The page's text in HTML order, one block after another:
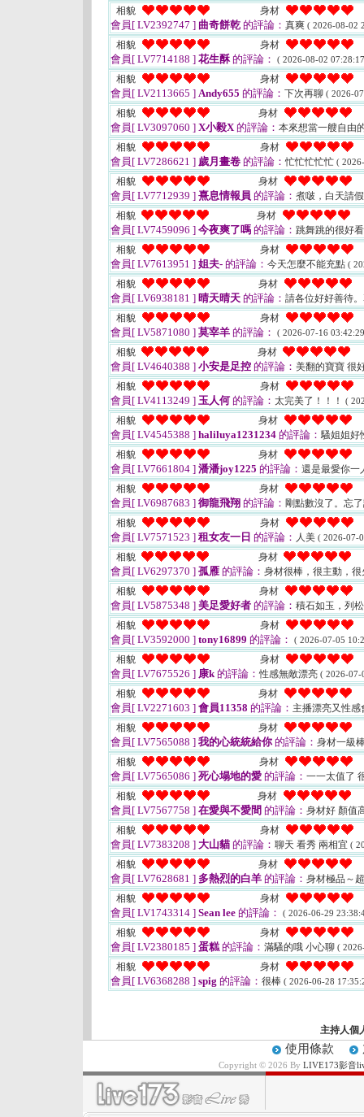
相貌 身材
會員[ LV2392747 ] 曲奇餅乾 的評論： 真爽 ( 2026-08-02
相貌 身材
會員[ LV7714188 ] 花生酥的評論： ( 2026-08-02
相貌 身材
會員[ LV2113665 ] Andy655 的評論： 下次再聊 ( 2026-
相貌 身材
會員[ LV3097060 ] X小毅X的評論： 本來想當一艘自由
相貌
身材
會員[ LV7286621 ] 歲月畫卷 的評論：忙忙忙忙忙 (
相貌 身材
會員[ LV7712939 ] 熹息情報員 的評論： 煮啵，白天請
相貌
身材
會員[ LV7459096 ] 今夜爽了嗎 的評論： 跳舞跳的很好
相貌
身材
會員[ LV7613951 ] 姐夫- 的評論： 今天怎麼不能充點 (
相貌 身材
會員[ LV6938181 ] 晴天晴天 的評論： 請各位好好善待
相貌
身材
會員[ LV5871080 ] 莫宰羊 的評論： ( 2026-07-16
相貌 身材
會員[ LV4640388 ] 小安是足控 的評論： 美翻的寶寶 很
相貌
身材
會員[ LV4113249 ] 玉人何 的評論： 太完美了！！！ (
相貌 身材
會員[ LV4545388 ] haliluya1231234 的評論：騷姐姐好
相貌
身材
會員[ LV7661804 ] 潘潘joy1225 的評論： 還是最愛你一
相貌
身材
會員[ LV6987683 ] 御龍飛翔 的評論： 剛點數沒了。忘
相貌
身材
會員[ LV7571523 ] 租女友一日 的評論： 人美 ( 2026-07-
相貌 身材
會員[ LV6297370 ] 孤雁 的評論： 身材很棒，很主動，
相貌
身材
會員[ LV5875348 ] 美足愛好者 的評論： 積石如玉，列
相貌
身材
會員[ LV3592000 ] tony16899 的評論： ( 2026-07-05
相貌 身材
會員[ LV7675526 ] 康k的評論：性感無敵漂亮 ( 2026-07-
相貌 身材
會員[ LV2271603 ] 會員11358 的評論： 主播漂亮又性
相貌
身材
會員[ LV7565088 ] 我的心統統給你的評論： 身材一級
相貌
身材
會員[ LV7565086 ] 死心塌地的愛 的評論： 一一太值了
相貌
身材
會員[ LV7567758 ] 在愛與不愛間 的評論： 身材好 顏值
相貌
身材
會員[ LV7383208 ] 大山貓 的評論： 聊天 看秀 兩相宜 (
相貌 身材
會員[ LV7628681 ] 多熱烈的白羊 的評論： 身材極品～
相貌
身材
會員[ LV1743314 ] Sean lee 的評論： ( 2026-06-29
相貌 身材
會員[ LV2380185 ] 蛋糕 的評論： 滿騷的哦 小心聊 (
相貌 身材
會員[ LV6368288 ] spig 的評論： 很棒 ( 2026-06-28
主持人個
使用條款
Copyright © 2026 By LIVE173影音